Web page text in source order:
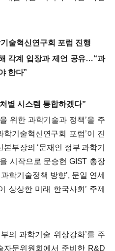
술혁신연구회 포럼 진행
각계 입장과 제언 공유…“과
한다”
별 시스템 통합하겠다”
위한 과학기술과 정책’을 주
학기술혁신연구회 포럼’이 진
본부장의 ‘문재인 정부 과학기
시작으로 문승현 GIST 총장
학기술정책 방향’, 문일 연세
상상한 미래 한국사회 ’ 주제
의 과학기술 위상강화’를 주
자문위원회에서 준비한 R&D